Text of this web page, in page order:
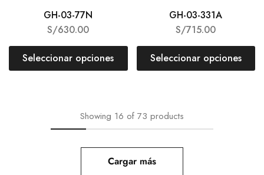
GH-03-77N
S/630.00
Seleccionar opciones
GH-03-331A
S/715.00
Seleccionar opciones
Showing 16 of 73 products
Cargar más